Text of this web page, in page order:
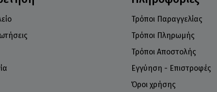
Τρόποι Παραγγελίας
Τρόποι Πληρωμής
Τρόποι Αποστολής
Εγγύηση - Επιστροφές
Όροι χρήσης